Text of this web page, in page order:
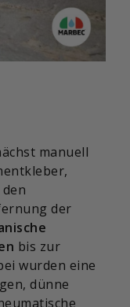
manuell
der
bis zur
wurden eine
dünne